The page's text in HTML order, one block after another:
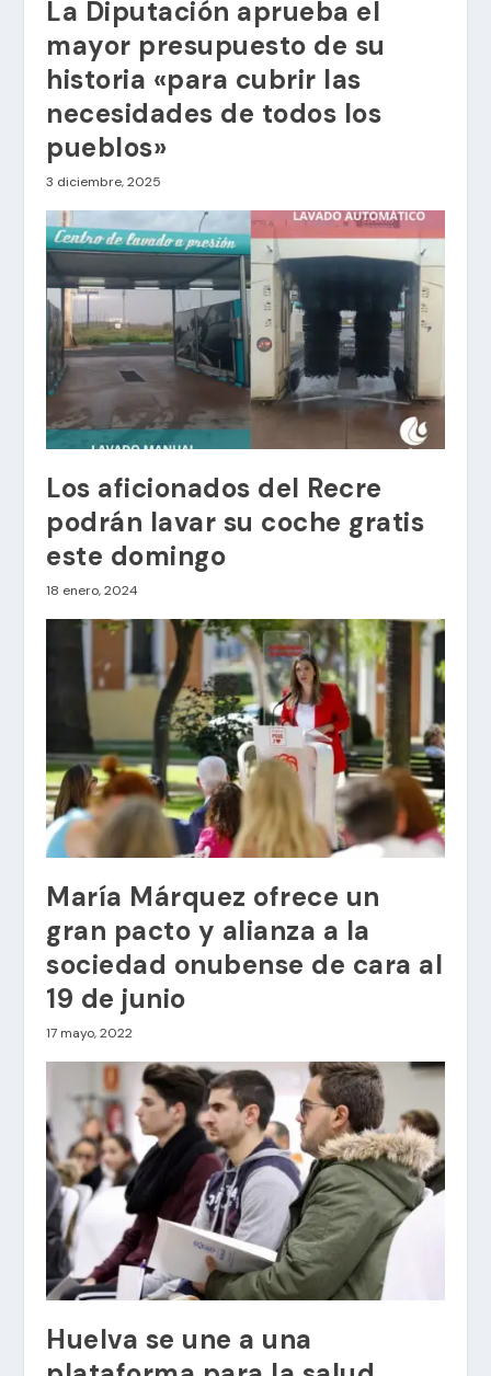
La Diputación aprueba el
mayor presupuesto de su
historia «para cubrir las
necesidades de todos los
pueblos»
3 diciembre, 2025
Los aficionados del Recre
podrán lavar su coche gratis
este domingo
18 enero, 2024
María Márquez ofrece un
gran pacto y alianza a la
sociedad onubense de cara al
19 de junio
17 mayo, 2022
Huelva se une a una